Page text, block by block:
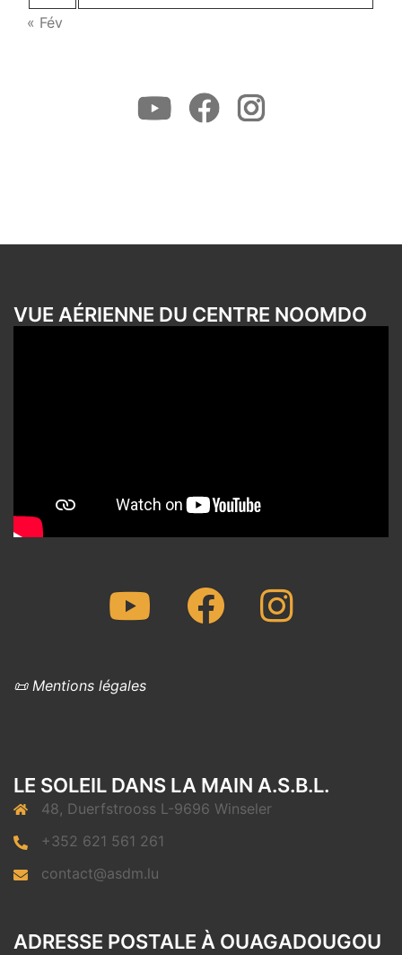
« Fév
Youtube FacebookInstagram
VUE AÉRIENNE DU CENTRE NOOMDO
Youtube FacebookInstagram
📜 Mentions légales
LE SOLEIL DANS LA MAIN A.S.B.L.
48, Duerfstrooss L-9696 Winseler
+352 621 561 261
contact@asdm.lu
ADRESSE POSTALE À OUAGADOUGOU